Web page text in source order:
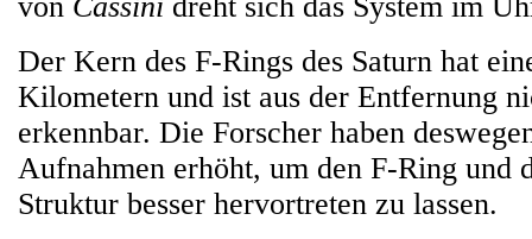
Der Kern des F-Rings des Saturn hat
Kilometern und ist aus der Entfernung
erkennbar. Die Forscher haben
Aufnahmen erhöht, um den F-Ring und
Struktur besser hervortreten zu lassen.